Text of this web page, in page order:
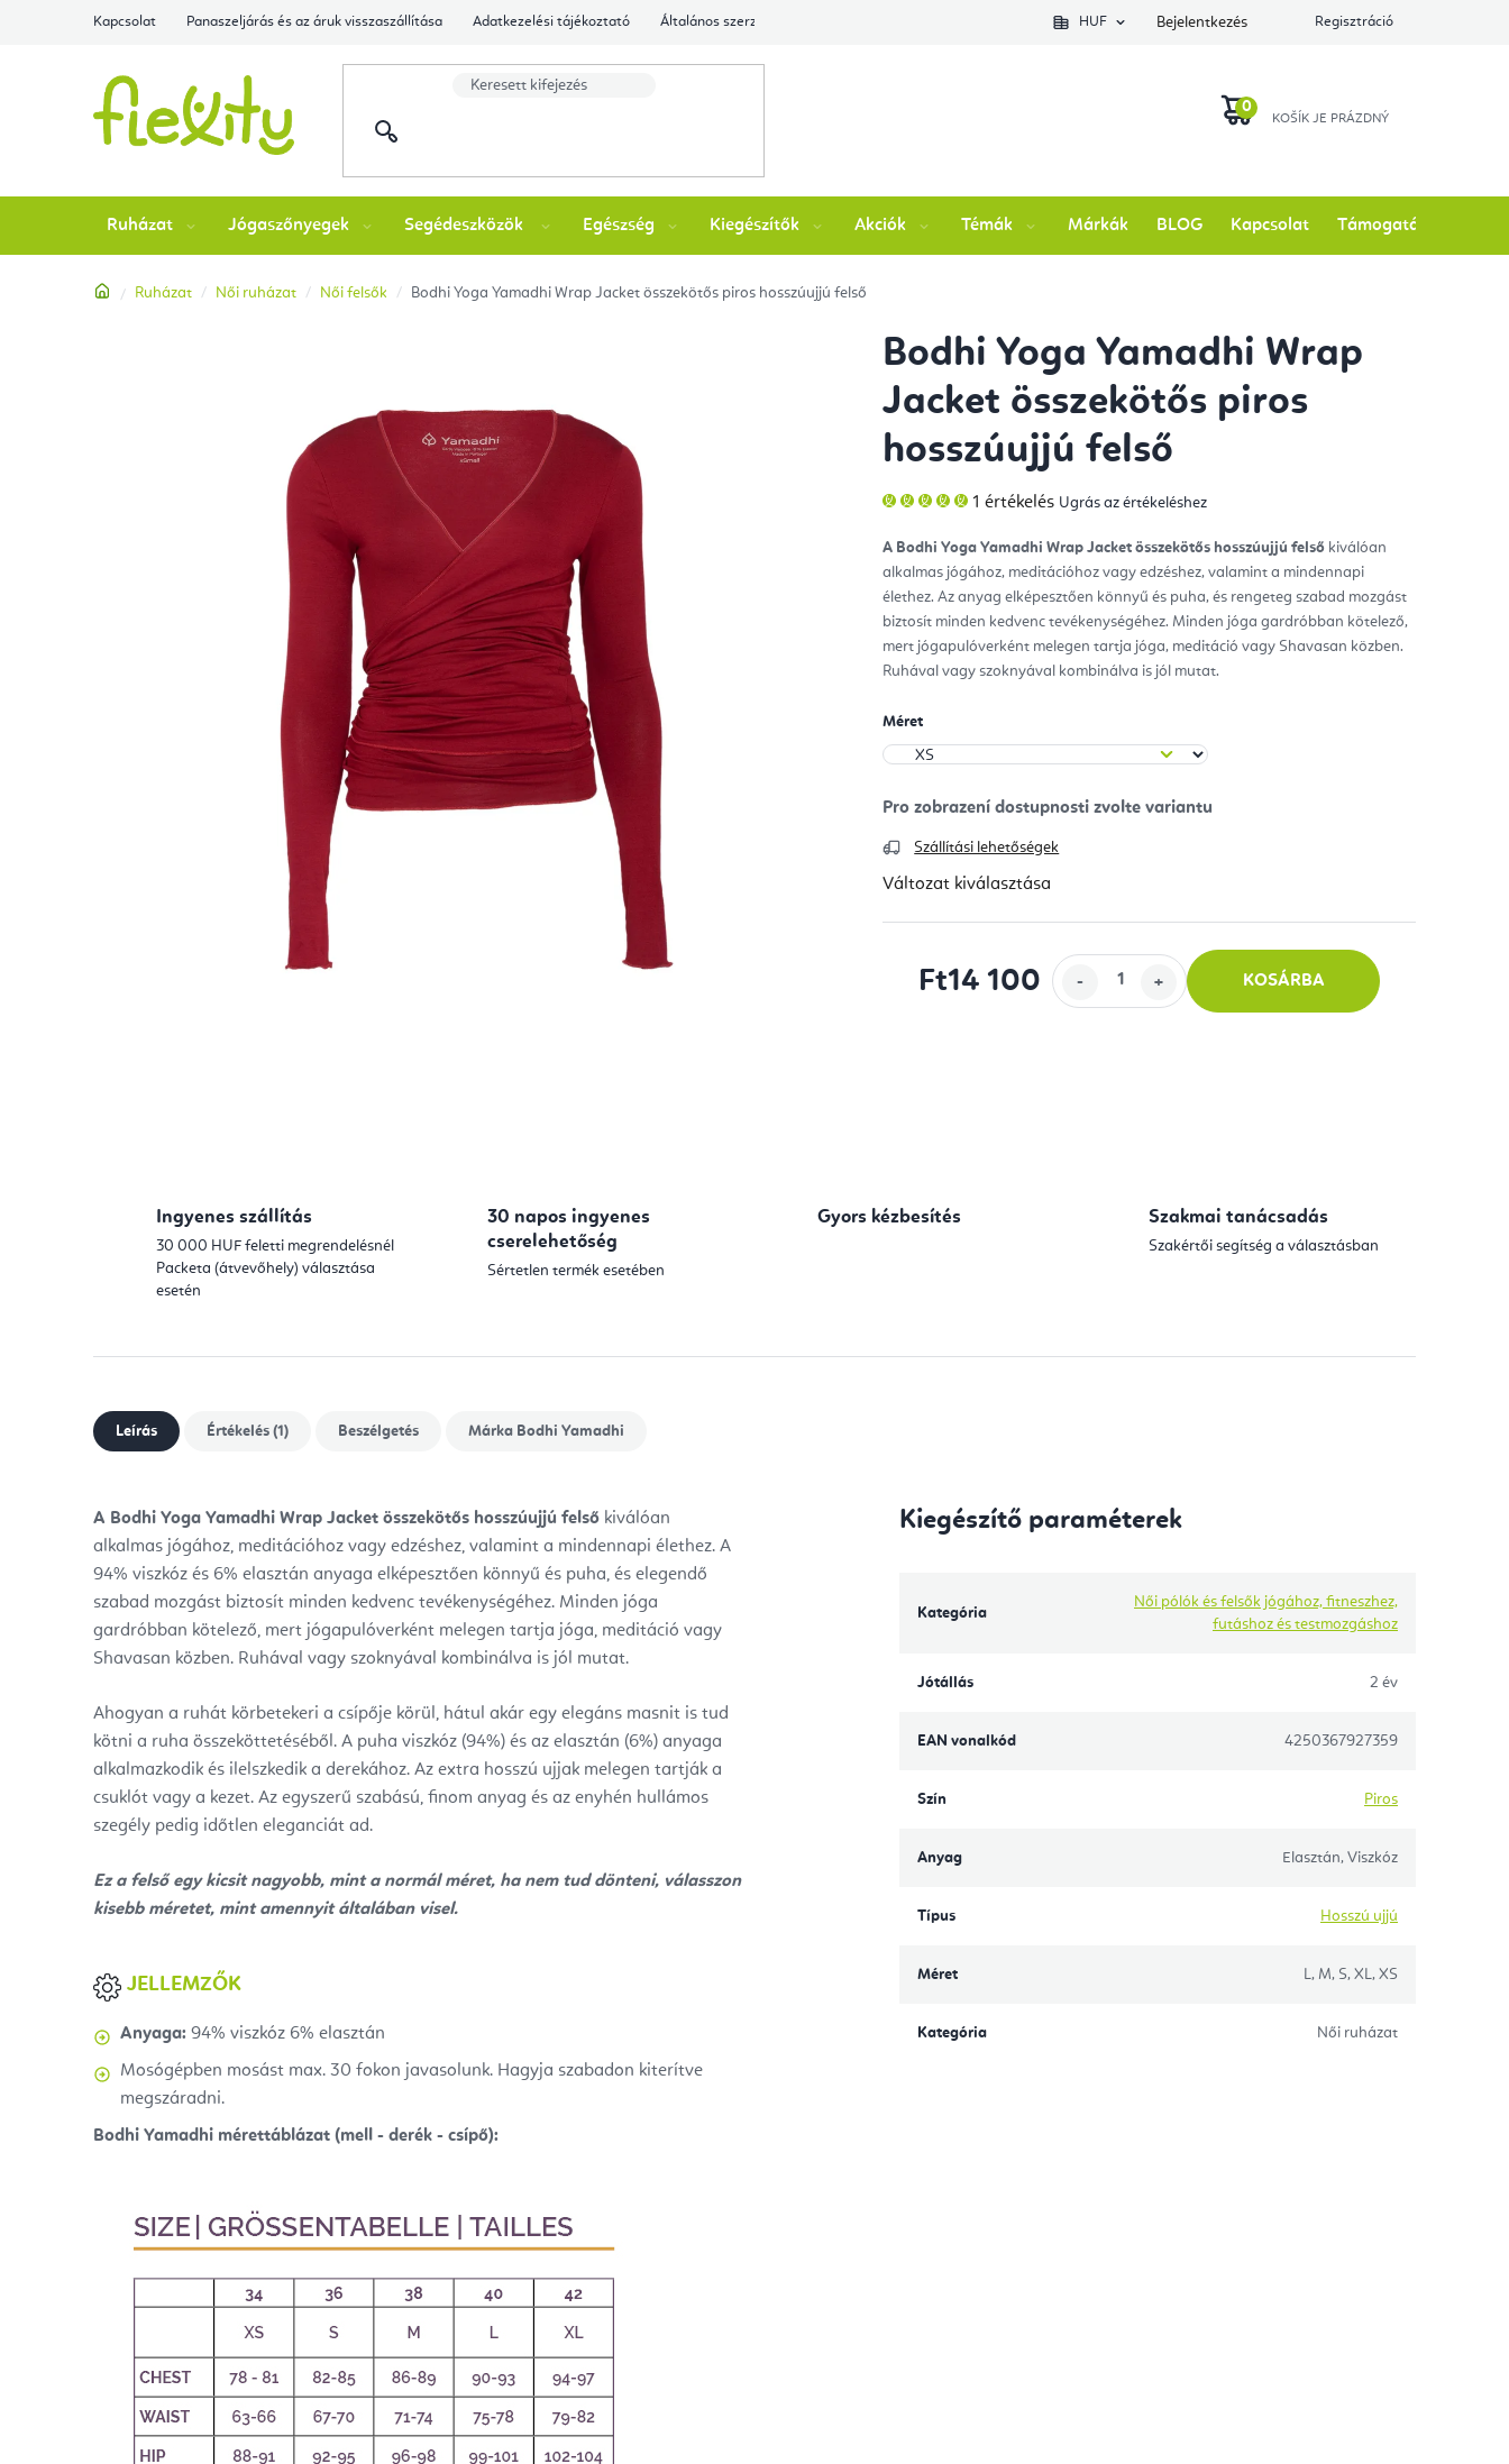
Kapcsolat Panaszeljárás és az áruk visszaszállítása Adatkezelési tájékoztató Általános szerződési feltételek Ellenőrizze a rendelés állapotátHUF Bejelentkezés Regisztráció
Ruházat Jógaszőnyegek Segédeszközök Egészség Kiegészítők Akciók Témák Márkák BLOG Kapcsolat Támogatás
Kezdőlap
Ruházat Női ruházat Női felsők Bodhi Yoga Yamadhi Wrap Jacket összekötős piros hosszúujjú felső
Bodhi Yoga Yamadhi Wrap
Jacket összekötős piros
hosszúujjú felső
A
termék
5-
ből
5,0
csillag.
1 értékelés Ugrás az értékeléshez
A Bodhi Yoga Yamadhi Wrap Jacket összekötős hosszúujjú felső kiválóan
alkalmas jógához, meditációhoz vagy edzéshez, valamint a mindennapi
élethez. Az anyag elképesztően könnyű és puha, és rengeteg szabad mozgást
biztosít minden kedvenc tevékenységéhez. Minden jóga gardróbban kötelező,
mert jógapulóverként melegen tartja jóga, meditáció vagy Shavasan közben.
Ruhával vagy szoknyával kombinálva is jól mutat.
Méret
Szállítási lehetőségek
Változat kiválasztása
Ft14 100 KOSÁRBA
Ingyenes szállítás
30 000 HUF feletti megrendelésnél
Packeta (átvevőhely) választása
esetén
30 napos ingyenes
cserelehetőség
Sértetlen termék esetében
Gyors kézbesítés Szakmai tanácsadás
Szakértői segítség a választásban
Leírás Értékelés (1) Beszélgetés Márka Bodhi Yamadhi
A Bodhi Yoga Yamadhi Wrap Jacket összekötős hosszúujjú felső kiválóan
alkalmas jógához, meditációhoz vagy edzéshez, valamint a mindennapi élethez. A
94% viszkóz és 6% elasztán anyaga elképesztően könnyű és puha, és elegendő
szabad mozgást biztosít minden kedvenc tevékenységéhez. Minden jóga
gardróbban kötelező, mert jógapulóverként melegen tartja jóga, meditáció vagy
Shavasan közben. Ruhával vagy szoknyával kombinálva is jól mutat.
Ahogyan a ruhát körbetekeri a csípője körül, hátul akár egy elegáns masnit is tud
kötni a ruha összeköttetéséből. A puha viszkóz (94%) és az elasztán (6%) anyaga
alkalmazkodik és ilelszkedik a derekához. Az extra hosszú ujjak melegen tartják a
csuklót vagy a kezet. Az egyszerű szabású, finom anyag és az enyhén hullámos
szegély pedig időtlen eleganciát ad.
Ez a felső egy kicsit nagyobb, mint a normál méret, ha nem tud dönteni, válasszon
kisebb méretet, mint amennyit általában visel.
JELLEMZŐK
Anyaga: 94% viszkóz 6% elasztán
Mosógépben mosást max. 30 fokon javasolunk. Hagyja szabadon kiterítve
megszáradni.
Bodhi Yamadhi mérettáblázat (mell - derék - csípő):
Kiegészítő paraméterek
Kategória
Női pólók és felsők jógához, fitneszhez,
futáshoz és testmozgáshoz
Jótállás 2 év
EAN vonalkód 4250367927359
Szín Piros
Anyag Elasztán, Viszkóz
Típus Hosszú ujjú
Méret L, M, S, XL, XS
Kategória Női ruházat